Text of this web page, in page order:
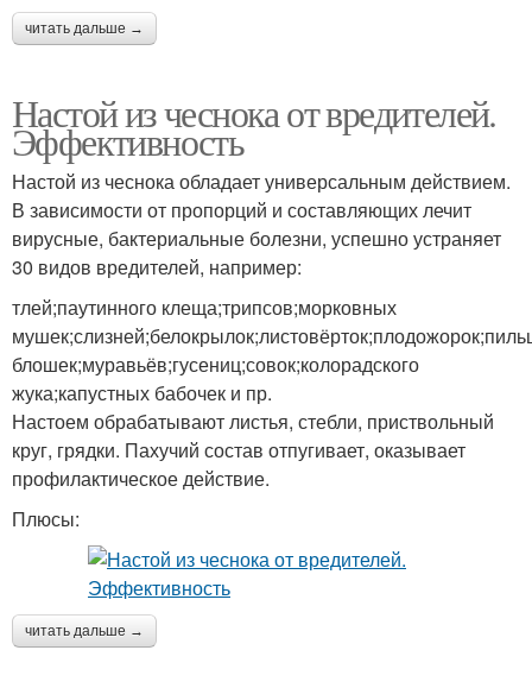
читать дальше →
Настой из чеснока от вредителей.
Эффективность
Настой из чеснока обладает универсальным действием.
В зависимости от пропорций и составляющих лечит
вирусные, бактериальные болезни, успешно устраняет
30 видов вредителей, например:
тлей;паутинного клеща;трипсов;морковных
блошек;муравьёв;гусениц;совок;колорадского
жука;капустных бабочек и пр.
Настоем обрабатывают листья, стебли, приствольный
круг, грядки. Пахучий состав отпугивает, оказывает
профилактическое действие.
Плюсы:
читать дальше →